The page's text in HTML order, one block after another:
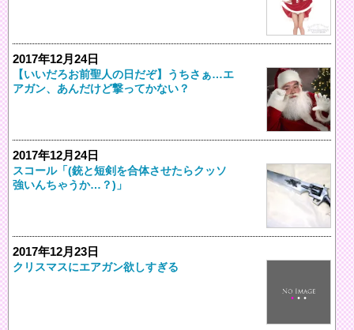
2017年12月24日
【いいだろお前聖人の日だぞ】うちさぁ…エ
アガン、あんだけど撃ってかない？
2017年12月24日
スコール「(銃と短剣を合体させたらクッソ
強いんちゃうか…？)」
2017年12月23日
クリスマスにエアガン欲しすぎる